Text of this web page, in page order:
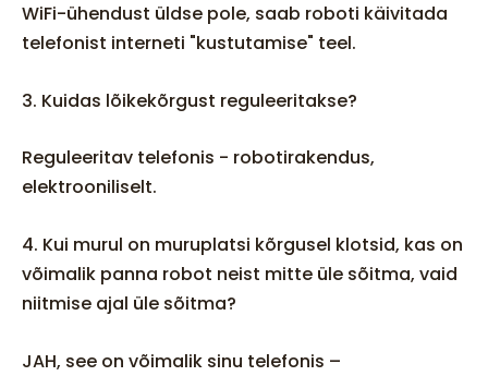
WiFi-ühendust üldse pole, saab roboti käivitada
telefonist interneti "kustutamise" teel.
3. Kuidas lõikekõrgust reguleeritakse?
Reguleeritav telefonis - robotirakendus,
elektrooniliselt.
4. Kui murul on muruplatsi kõrgusel klotsid, kas on
võimalik panna robot neist mitte üle sõitma, vaid
niitmise ajal üle sõitma?
JAH, see on võimalik sinu telefonis –